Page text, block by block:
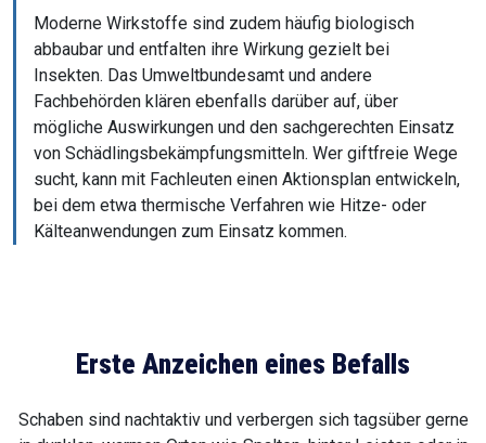
Moderne Wirkstoffe sind zudem häufig biologisch
abbaubar und entfalten ihre Wirkung gezielt bei
Insekten. Das Umweltbundesamt und andere
Fachbehörden klären ebenfalls darüber auf, über
mögliche Auswirkungen und den sachgerechten Einsatz
von Schädlingsbekämpfungsmitteln. Wer giftfreie Wege
sucht, kann mit Fachleuten einen Aktionsplan entwickeln,
bei dem etwa thermische Verfahren wie Hitze- oder
Kälteanwendungen zum Einsatz kommen.
Erste Anzeichen eines Befalls
Schaben sind nachtaktiv und verbergen sich tagsüber gerne